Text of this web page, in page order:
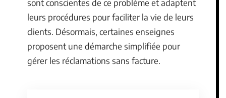
sont conscientes de ce problème et adaptent
leurs procédures pour faciliter la vie de leurs
clients. Désormais, certaines enseignes
proposent une démarche simplifiée pour
gérer les réclamations sans facture.